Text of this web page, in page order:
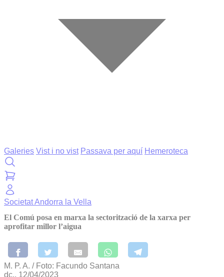
Galeries Vist i no vist Passava per aquí Hemeroteca
SocietatAndorra la Vella
El Comú posa en marxa la sectorització de la xarxa per
aprofitar millor l’aigua
M. P. A. / Foto: Facundo Santana
dc., 12/04/2023